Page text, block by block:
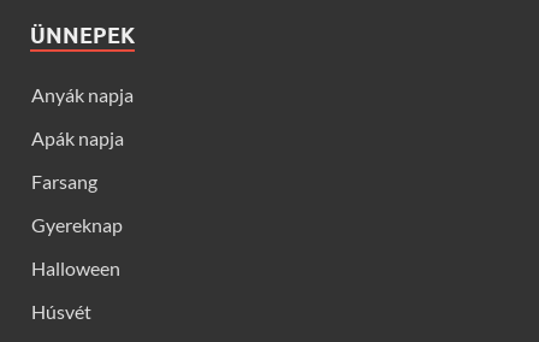
ÜNNEPEK
Anyák napja
Apák napja
Farsang
Gyereknap
Halloween
Húsvét